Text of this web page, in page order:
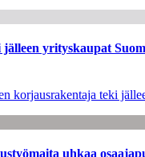
yrityskaupat
korjausrakentaja teki
uhkaa